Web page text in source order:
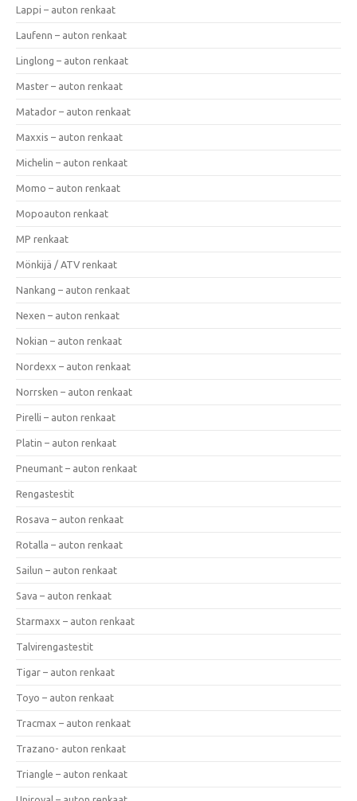
Lappi – auton renkaat
Laufenn – auton renkaat
Linglong – auton renkaat
Master – auton renkaat
Matador – auton renkaat
Maxxis – auton renkaat
Michelin – auton renkaat
Momo – auton renkaat
Mopoauton renkaat
MP renkaat
Mönkijä / ATV renkaat
Nankang – auton renkaat
Nexen – auton renkaat
Nokian – auton renkaat
Nordexx – auton renkaat
Norrsken – auton renkaat
Pirelli – auton renkaat
Platin – auton renkaat
Pneumant – auton renkaat
Rengastestit
Rosava – auton renkaat
Rotalla – auton renkaat
Sailun – auton renkaat
Sava – auton renkaat
Starmaxx – auton renkaat
Talvirengastestit
Tigar – auton renkaat
Toyo – auton renkaat
Tracmax – auton renkaat
Trazano- auton renkaat
Triangle – auton renkaat